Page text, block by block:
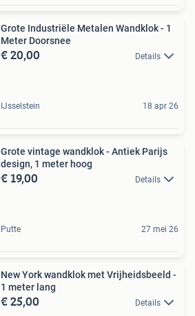
Grote Industriële Metalen Wandklok - 1
Meter Doorsnee
€ 20,00 Details
IJsselstein 18 apr 26
Grote vintage wandklok - Antiek Parijs
design, 1 meter hoog
€ 19,00 Details
Putte 27 mei 26
New York wandklok met Vrijheidsbeeld -
1 meter lang
€ 25,00 Details